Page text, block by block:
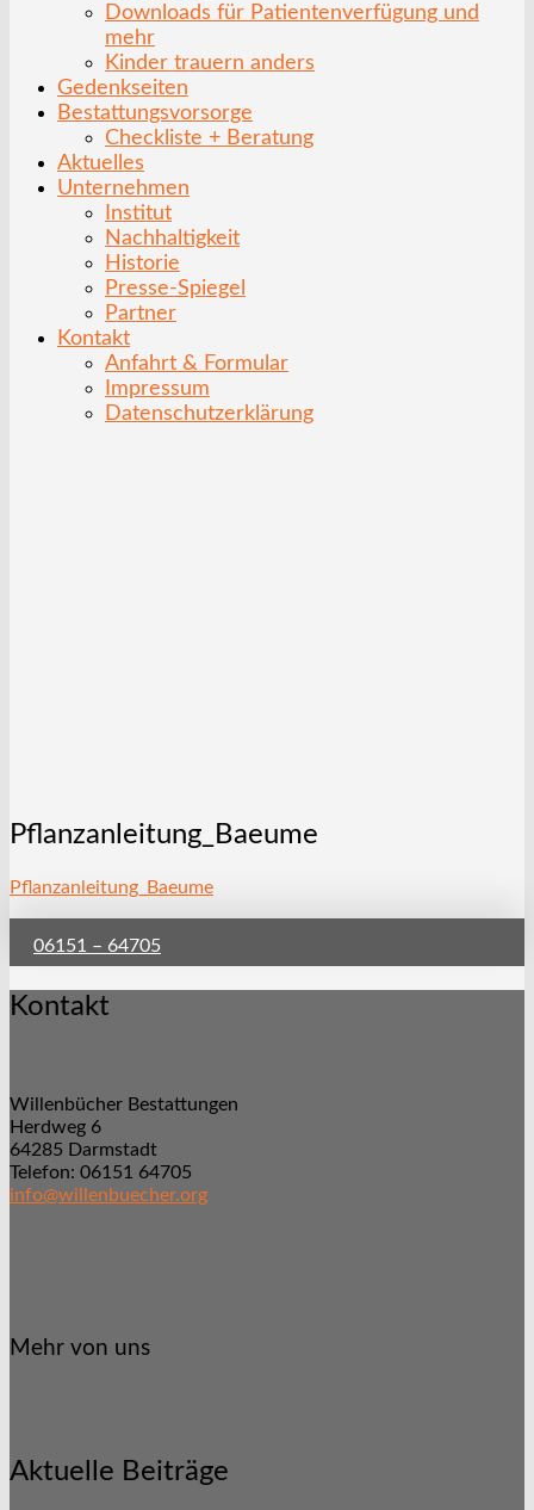
Downloads für Patientenverfügung und
mehr
Kinder trauern anders
Gedenkseiten
Bestattungsvorsorge
Checkliste + Beratung
Aktuelles
Unternehmen
Institut
Nachhaltigkeit
Historie
Presse-Spiegel
Partner
Kontakt
Anfahrt & Formular
Impressum
Datenschutzerklärung
Pflanzanleitung_Baeume
Pflanzanleitung_Baeume
06151 – 64705
Kontakt
Willenbücher Bestattungen
Herdweg 6
64285 Darmstadt
Telefon: 06151 64705
info@willenbuecher.org
Mehr von uns
Aktuelle Beiträge